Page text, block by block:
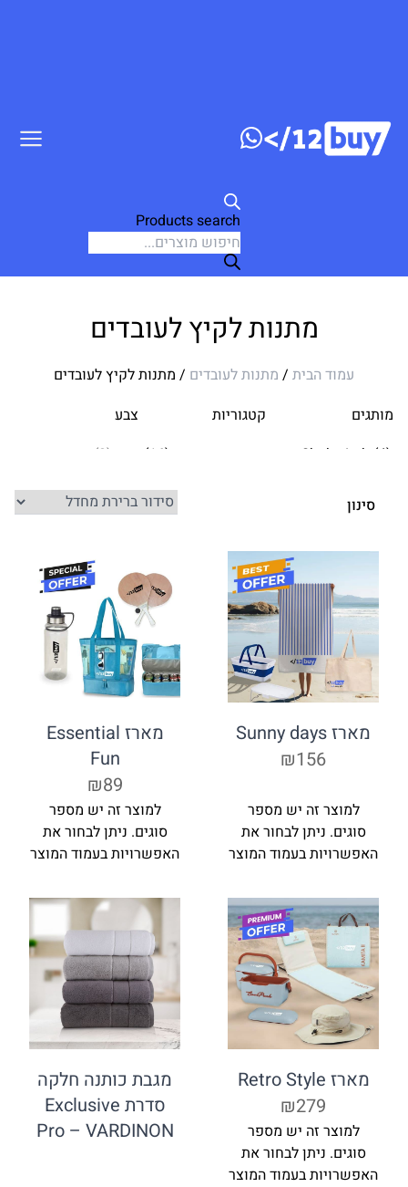
Products search
מתנות לקיץ לעובדים
עמוד הבית/מתנות לעובדים/ מתנות לקיץ לעובדים
קטגוריות צבע
סינון
מארז Sunny days
₪156
למוצר זה יש מספר
סוגים. ניתן לבחור את
האפשרויות בעמוד המוצר
מארז Essential
Fun
₪89
למוצר זה יש מספר
סוגים. ניתן לבחור את
האפשרויות בעמוד המוצר
מארז Retro Style
₪279
למוצר זה יש מספר
סוגים. ניתן לבחור את
האפשרויות בעמוד המוצר
מגבת כותנה חלקה
סדרת Exclusive
Pro – VARDINON